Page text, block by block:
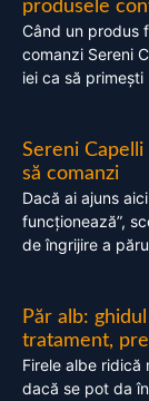
produsele
Când un produs
comanzi Sereni
iei ca să primești
Sereni
să comanzi
Dacă ai ajuns
funcționează”,
de îngrijire a
Păr alb:
tratament,
Firele albe ridică
dacă se pot da